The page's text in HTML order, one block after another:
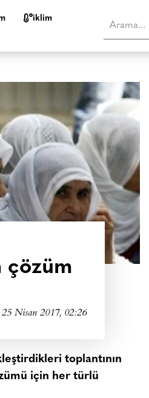
i̇klim
çözüm
Nisan 2017, 02:26
toplantının
için her türlü